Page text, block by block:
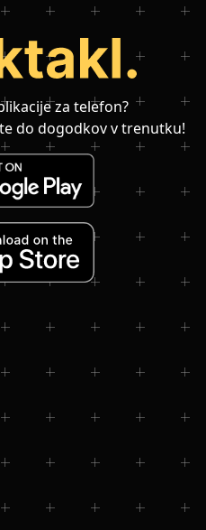
za telefon?
do dogodkov v trenutku!